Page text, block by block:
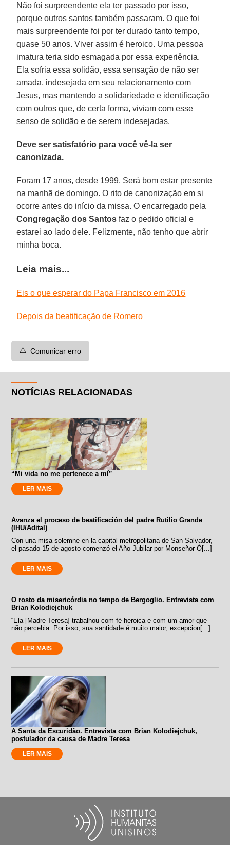
Não foi surpreendente ela ter passado por isso,
porque outros santos também passaram. O que foi
mais surpreendente foi por ter durado tanto tempo,
quase 50 anos. Viver assim é heroico. Uma pessoa
imatura teria sido esmagada por essa experiência.
Ela sofria essa solidão, essa sensação de não ser
amada, indesejada em seu relacionamento com
Jesus, mas mantendo a solidariedade e identificação
com outros que, de certa forma, viviam com esse
senso de solidão e de serem indesejadas.
Deve ser satisfatório para você vê-la ser
canonizada.
Foram 17 anos, desde 1999. Será bom estar presente
na manhã de domingo. O rito de canonização em si
ocorre antes do início da missa. O encarregado pela
Congregação dos Santos faz o pedido oficial e
estarei ao lado dele. Felizmente, não tenho que abrir
minha boca.
Leia mais...
Eis o que esperar do Papa Francisco em 2016
Depois da beatificação de Romero
⚠️ Comunicar erro
NOTÍCIAS RELACIONADAS
“Mi vida no me pertenece a mí”
LER MAIS
Avanza el proceso de beatificación del padre Rutilio Grande
(IHU/Adital)
Con una misa solemne en la capital metropolitana de San Salvador,
el pasado 15 de agosto comenzó el Año Jubilar por Monseñor Ó[...]
LER MAIS
O rosto da misericórdia no tempo de Bergoglio. Entrevista com
Brian Kolodiejchuk
“Ela [Madre Teresa] trabalhou com fé heroica e com um amor que
não percebia. Por isso, sua santidade é muito maior, excepcion[...]
LER MAIS
A Santa da Escuridão. Entrevista com Brian Kolodiejchuk,
postulador da causa de Madre Teresa
LER MAIS